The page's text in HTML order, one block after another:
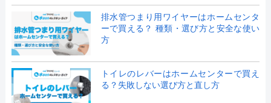
排水管つまり用ワイヤーはホームセンタ
ーで買える？ 種類・選び方と安全な使い
方
トイレのレバーはホームセンターで買え
る？失敗しない選び方と直し方